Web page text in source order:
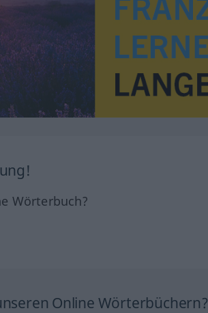
Wörterbuch?
Online Wörterbüchern?